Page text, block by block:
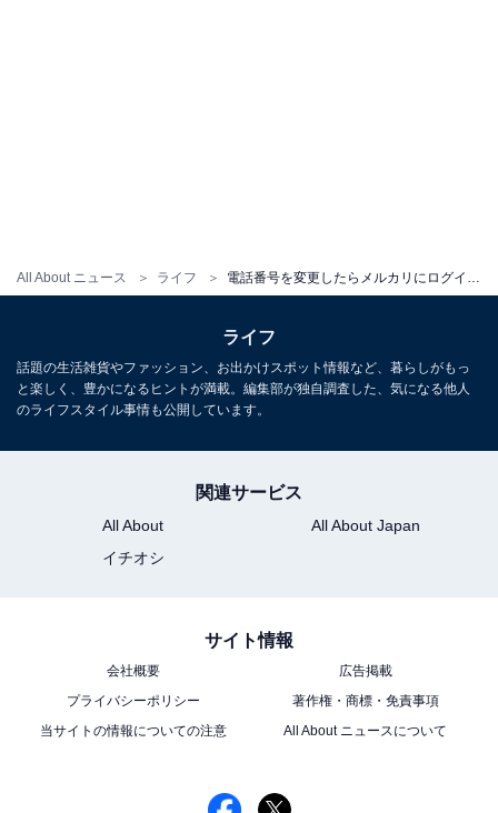
All About ニュース ライフ
ライフ
話題の生活雑貨やファッション、お出かけスポット情報など、暮らしがもっ
と楽しく、豊かになるヒントが満載。編集部が独自調査した、気になる他人
のライフスタイル事情も公開しています。
関連サービス
All About
All About Japan
イチオシ
サイト情報
会社概要
広告掲載
プライバシーポリシー
著作権・商標・免責事項
当サイトの情報についての注意
All About ニュースについて